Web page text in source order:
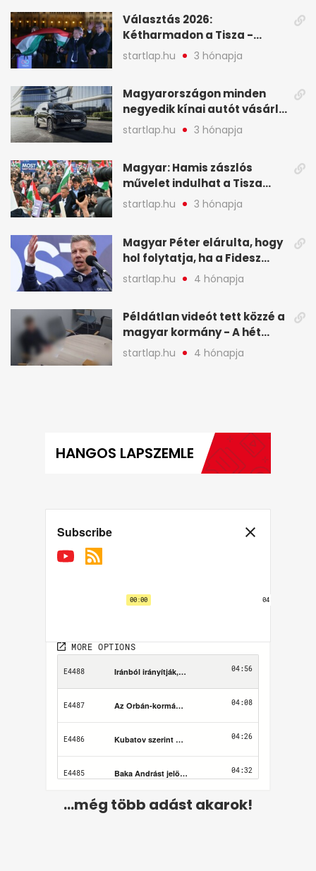
Választás 2026:
Kétharmadon a Tisza -
mutatjuk, hogyan alakulnak
a mandátumok
startlap.hu 3 hónapja
Magyarországon minden
negyedik kínai autót vásárló
a Chery mellett döntött (X)
startlap.hu 3 hónapja
Magyar: Hamis zászlós
művelet indulhat a Tisza
ellen a választás napján - A
hét legfontosabb eseményei
startlap.hu 3 hónapja
Magyar Péter elárulta, hogy
hol folytatja, ha a Fidesz
nyeri a választást - A hét
legfontosabb hírei
startlap.hu 4 hónapja
Példátlan videót tett közzé a
magyar kormány - A hét
legfontosabb hírei
képekben
startlap.hu 4 hónapja
HANGOS LAPSZEMLE
...még több adást akarok!